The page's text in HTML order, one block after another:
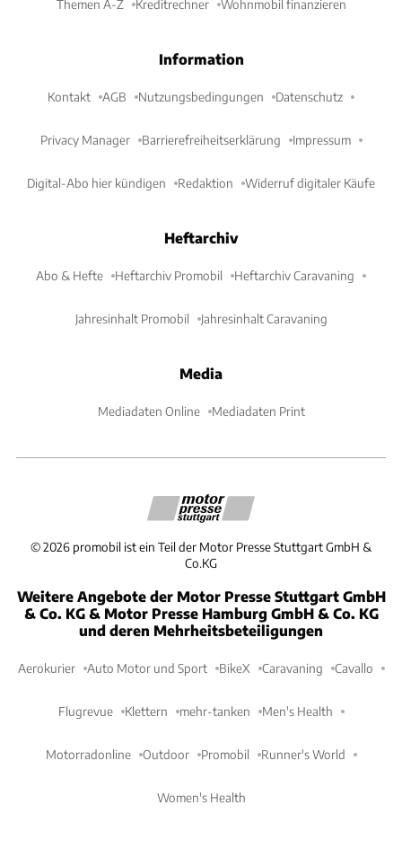
Themen A-Z Kreditrechner Wohnmobil finanzieren
Information
Kontakt AGB Nutzungsbedingungen Datenschutz
Privacy Manager Barrierefreiheitserklärung Impressum
Digital-Abo hier kündigen Redaktion Widerruf digitaler Käufe
Heftarchiv
Abo & Hefte Heftarchiv Promobil Heftarchiv Caravaning
Jahresinhalt Promobil Jahresinhalt Caravaning
Media
Mediadaten Online Mediadaten Print
©2026 promobil ist ein Teil der Motor Presse Stuttgart GmbH &
Co.KG
Weitere Angebote der Motor Presse Stuttgart GmbH
& Co. KG & Motor Presse Hamburg GmbH & Co. KG
und deren Mehrheitsbeteiligungen
Aerokurier Auto Motor und Sport BikeX Caravaning Cavallo
Flugrevue Klettern mehr-tanken Men's Health
Motorradonline Outdoor Promobil Runner's World
Women's Health